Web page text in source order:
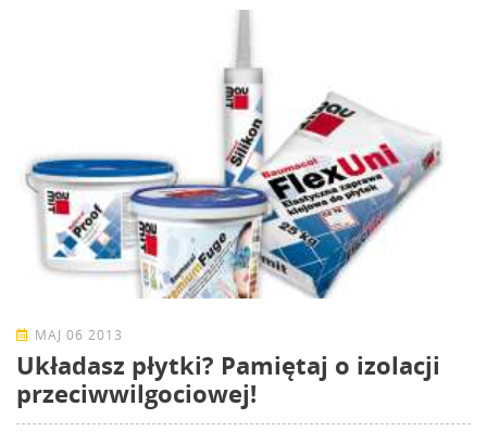
MAJ 06 2013
Układasz płytki? Pamiętaj o izolacji
przeciwwilgociowej!